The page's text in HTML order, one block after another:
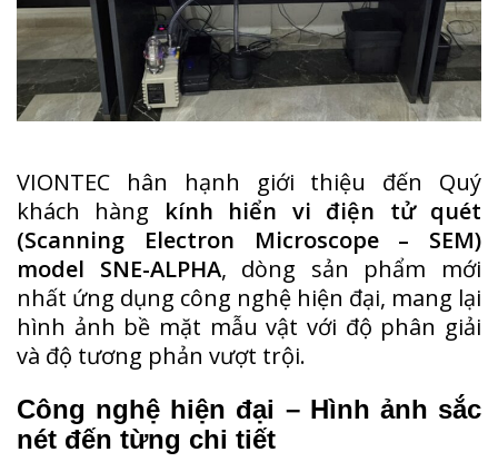
VIONTEC hân hạnh giới thiệu đến Quý
khách hàng kính hiển vi điện tử quét
(Scanning Electron Microscope – SEM)
model SNE-ALPHA, dòng sản phẩm mới
nhất ứng dụng công nghệ hiện đại, mang lại
hình ảnh bề mặt mẫu vật với độ phân giải
và độ tương phản vượt trội.
Công nghệ hiện đại – Hình ảnh sắc
nét đến từng chi tiết